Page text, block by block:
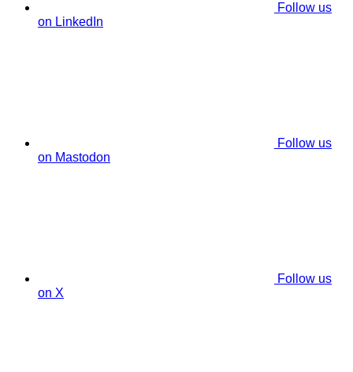
Follow us
on LinkedIn
Follow us
on Mastodon
Follow us
on X